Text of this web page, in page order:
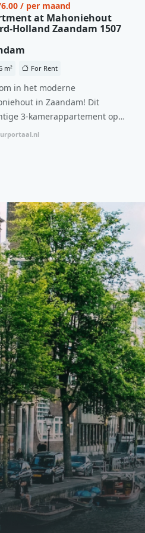
/ per maand
at Mahoniehout
Holland Zaandam 1507
m² For Rent
in het moderne
in Zaandam! Dit
3-kamerappartement op
verdieping biedt een ideale
per maand is dit een
kans voor professionals
zoek zijn naar een woning die
beschikbaar is vanaf 1 april
je
in een ruime
met open keuken,
goed voor 44 m² aan
De lichte woonkamer
genoeg ruimte voor een
zithoek én een stijlvolle
De keuken is van alle
voorzien, perfect voor het
van heerlijke maaltijden.
de woonkamer stap je zo het
op, waar je kunt genieten
prachtig uitzicht en een
van rust. De woning
over twee comfortabele
van respectievelijk 12,1
8 m². Beide kamers bieden tal
zoals een fijne
een logeerkamer of een
slaapkamer. De